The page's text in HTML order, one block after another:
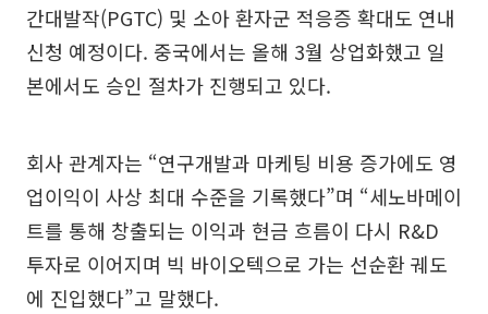
간대발작(PGTC) 및 소아 환자군 적응증 확대도 연내
신청 예정이다. 중국에서는 올해 3월 상업화했고 일
본에서도 승인 절차가 진행되고 있다.
회사 관계자는 “연구개발과 마케팅 비용 증가에도 영
업이익이 사상 최대 수준을 기록했다”며 “세노바메이
트를 통해 창출되는 이익과 현금 흐름이 다시 R&D
투자로 이어지며 빅 바이오텍으로 가는 선순환 궤도
에 진입했다”고 말했다.